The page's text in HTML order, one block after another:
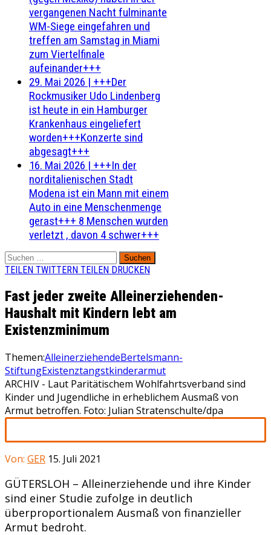
vergangenen Nacht fulminante
WM-Siege eingefahren und
treffen am Samstag in Miami
zum Viertelfinale
aufeinander+++
29. Mai 2026 | +++Der
Rockmusiker Udo Lindenberg
ist heute in ein Hamburger
Krankenhaus eingeliefert
worden+++Konzerte sind
abgesagt+++
16. Mai 2026 | +++In der
norditalienischen Stadt
Modena ist ein Mann mit einem
Auto in eine Menschenmenge
gerast+++ 8 Menschen wurden
verletzt , davon 4 schwer+++
Suchen
nach:
TEILEN TWITTERN TEILEN DRUCKEN
Fast jeder zweite Alleinerziehenden-
Haushalt mit Kindern lebt am
Existenzminimum
Themen:AlleinerziehendeBertelsmann-
StiftungExistenztangstkinderarmut
ARCHIV - Laut Paritätischem Wohlfahrtsverband sind
Kinder und Jugendliche in erheblichem Ausmaß von
Armut betroffen. Foto: Julian Stratenschulte/dpa
Von: GER 15. Juli 2021
GÜTERSLOH – Alleinerziehende und ihre Kinder
sind einer Studie zufolge in deutlich
überproportionalem Ausmaß von finanzieller
Armut bedroht.